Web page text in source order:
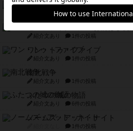
宵と暁の呪文書
紹介文あり 8件の投稿
紹介文あり 1件の投稿
ワン・トゥ・ファイブ
紹介文あり 1件の投稿
南北戦争
紹介文あり 1件の投稿
ふたつの城の物語
紹介文あり 6件の投稿
ノームズ・アット・ナイト
1件の投稿